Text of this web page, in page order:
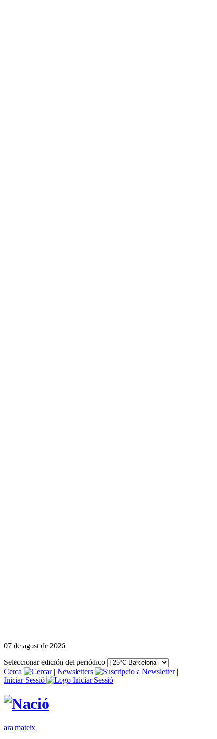
07 de agost de 2026
Seleccionar edición del periódico
Cerca
| Newsletters
|
Iniciar Sessió
ara mateix